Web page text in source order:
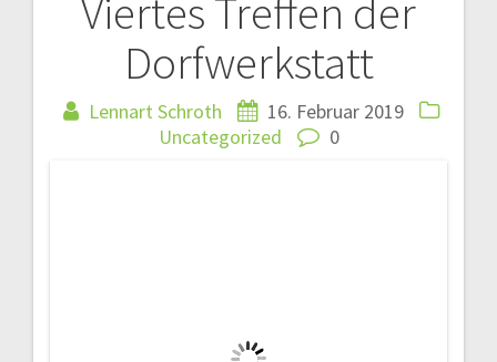
Viertes Treffen der
Dorfwerkstatt
Lennart Schroth
16. Februar 2019
Uncategorized
0
Beitragsnavigation